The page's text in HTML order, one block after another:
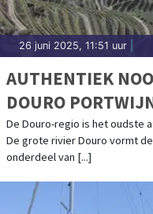
26 juni 2025, 11:51 uur
AUTHENTIEK
DOURO
De Douro-regio is het oudste
De grote rivier Douro vormt
onderdeel van [...]